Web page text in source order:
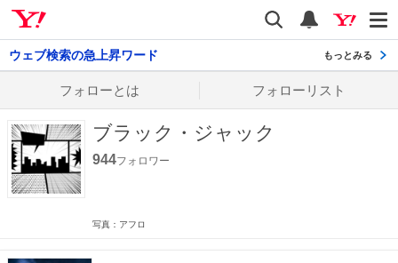
検索
通知
ウェブ検索の急上昇ワード もっとみる
フォローとは フォローリスト
ブラック・ジャック
944フォロワー
写真：アフロ